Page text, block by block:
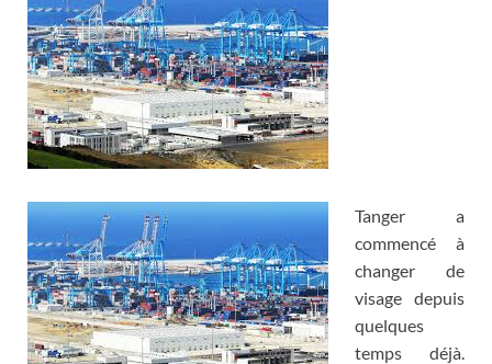
Tanger a
commencé à
changer de
visage depuis
quelques
temps déjà.